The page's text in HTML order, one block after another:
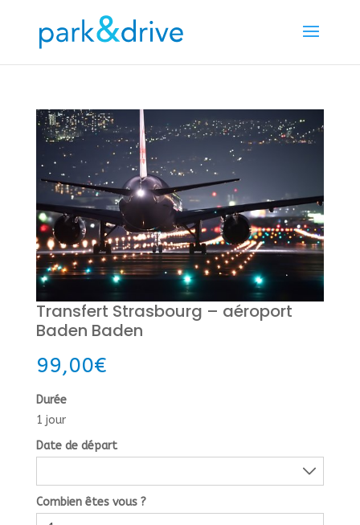
Transfert Strasbourg – aéroport
Baden Baden
99,00€
Durée
1 jour
Date de départ
Combien êtes vous ?